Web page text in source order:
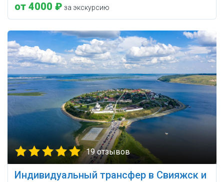
от 4000 ₽ за экскурсию
19 отзывов
Индивидуальный трансфер в Свияжск и